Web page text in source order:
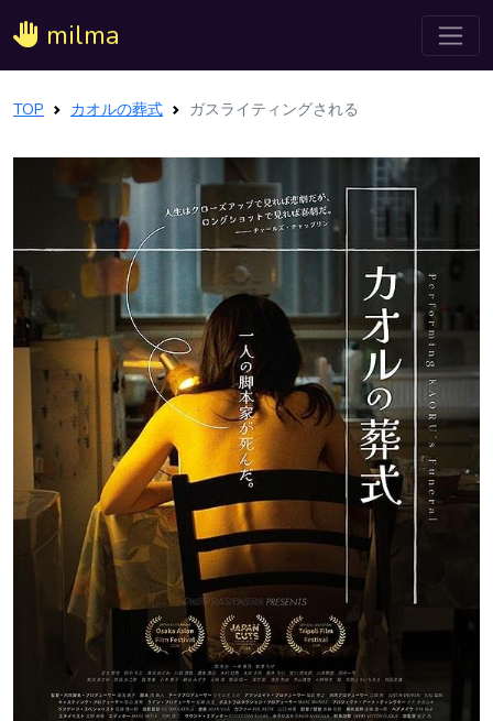
milma
TOP カオルの葬式 ガスライティングされる